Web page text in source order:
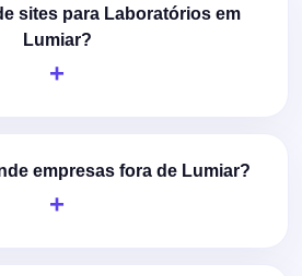
sites para Laboratórios em
Lumiar?
empresas fora de Lumiar?